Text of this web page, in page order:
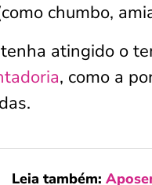
chumbo,
atingido o
, como a
Leia também: